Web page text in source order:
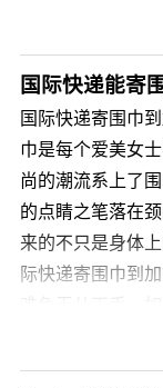
融、服务和航运
著，故亦有“花
运为您提供经济
务。
国际快递能寄
国际快递寄围巾
巾是每个爱美女
尚的潮流系上了
的点睛之笔落在
来的不只是身体
际快递寄围巾到
裹到海外亲人手
际快递公司有哪